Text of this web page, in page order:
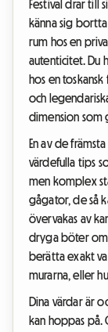
Festival drar till
känna sig
rum hos en
autenticitet. Du
hos en
och
dimension som
En av de
värdefulla tips
men komplex
gågator, de så
övervakas av
dryga böter om
berätta exakt
murarna, eller
Dina värdar är
kan hoppas på.